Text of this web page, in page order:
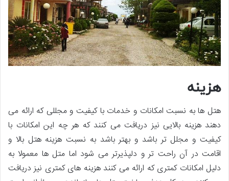
هزینه
هتل ها به نسبت امکانات و خدمات با کیفیت و مجللی که ارائه می
دهند هزینه بالایی نیز دریافت می کنند که هر چه این امکانات با
کیفیت و مجلل تر باشد و بهتر باشد به نسبت هزینه هتل بالا و
اقامت در آن راحت تر و دلپذیرتر می شود اما متل ها معمولا به
دلیل امکانات کمتری که ارائه می کنند هزینه های کمتری نیز دریافت